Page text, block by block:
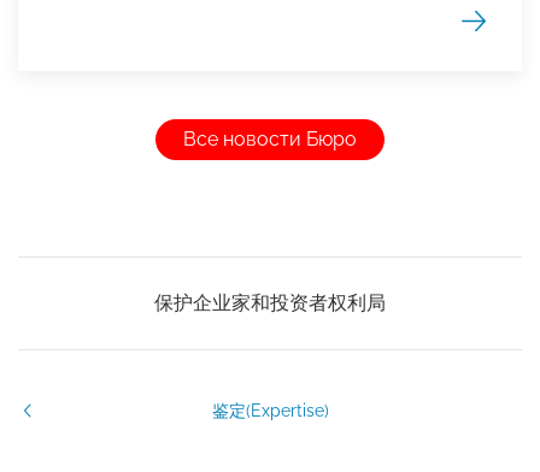
Все новости Бюро
保护企业家和投资者权利局
鉴定(Expertise)